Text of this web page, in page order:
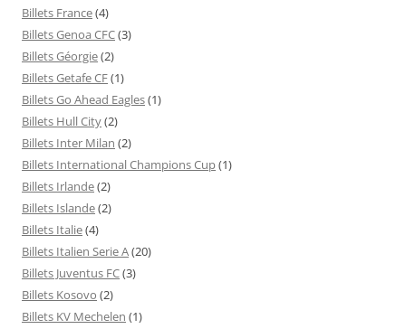
Billets France(4)
Billets Genoa CFC(3)
Billets Géorgie(2)
Billets Getafe CF(1)
Billets Go Ahead Eagles(1)
Billets Hull City(2)
Billets Inter Milan (2)
Billets International Champions Cup(1)
Billets Irlande(2)
Billets Islande(2)
Billets Italie(4)
Billets Italien Serie A(20)
Billets Juventus FC(3)
Billets Kosovo (2)
Billets KV Mechelen (1)